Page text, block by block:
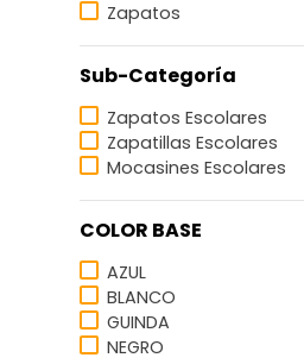
Zapatos
Sub-Categoría
Zapatos Escolares
Zapatillas Escolares
Mocasines Escolares
COLOR BASE
AZUL
BLANCO
GUINDA
NEGRO